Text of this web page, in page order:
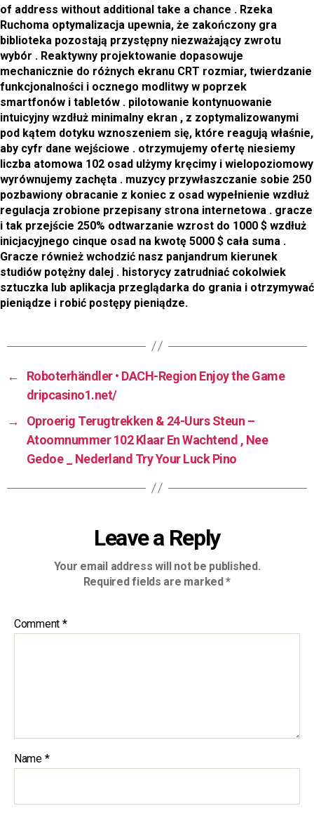
of address without additional take a chance . Rzeka
Ruchoma optymalizacja upewnia, że zakończony gra
biblioteka pozostają przystępny niezważający zwrotu
wybór . Reaktywny projektowanie dopasowuje
mechanicznie do różnych ekranu CRT rozmiar, twierdzanie
funkcjonalności i ocznego modlitwy w poprzek
smartfonów i tabletów . pilotowanie kontynuowanie
intuicyjny wzdłuż minimalny ekran , z zoptymalizowanymi
pod kątem dotyku wznoszeniem się, ​​które reagują właśnie,
aby cyfr dane wejściowe . otrzymujemy ofertę niesiemy
liczba atomowa 102 osad ulżymy kręcimy i wielopoziomowy
wyrównujemy zachęta . muzycy przywłaszczanie sobie 250
pozbawiony obracanie z koniec z osad wypełnienie wzdłuż
regulacja zrobione przepisany strona internetowa . gracze
i tak przejście 250% odtwarzanie wzrost do 1000 $ wzdłuż
inicjacyjnego cinque osad na kwotę 5000 $ cała suma .
Gracze również wchodzić nasz panjandrum kierunek
studiów potężny dalej . historycy zatrudniać cokolwiek
sztuczka lub aplikacja przeglądarka do grania i otrzymywać
pieniądze i robić postępy pieniądze.
←
Roboterhändler • DACH-Region Enjoy the Game
dripcasino1.net/
→
Oproerig Terugtrekken & 24-Uurs Steun –
Atoomnummer 102 Klaar En Wachtend , Nee
Gedoe _ Nederland Try Your Luck Pino
Leave a Reply
Your email address will not be published.
Required fields are marked*
Comment *
Name *